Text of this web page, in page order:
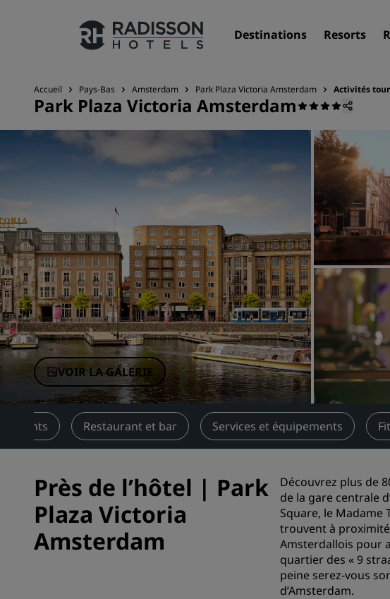
Destinations Resorts
Nos enseignes
Marques affiliées en Chine
Accueil Pays-Bas Amsterdam Park Plaza Victoria Amsterdam Activités
Park Plaza Victoria Amsterdam
VOIR LA GALERIE
Restaurant et bar Services et équipements
Près de l’hôtel | Park
Plaza Victoria
Amsterdam
Découvrez plus de
de la gare centrale
Square, le Madame
trouvent à proximité
Amsterdallois pour
quartier des « 9
peine serez-vous
d’Amsterdam.